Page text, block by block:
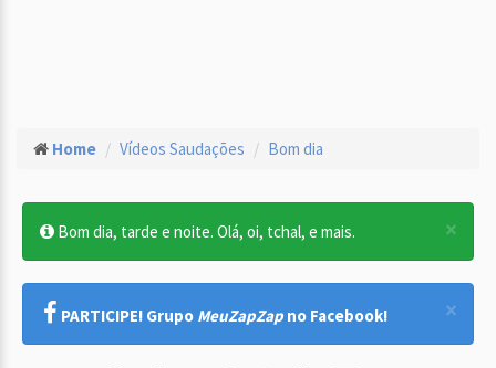
Home Vídeos Saudações Bom dia
×
Bom dia, tarde e noite. Olá, oi, tchal, e mais.
×
PARTICIPE! Grupo MeuZapZap no Facebook!